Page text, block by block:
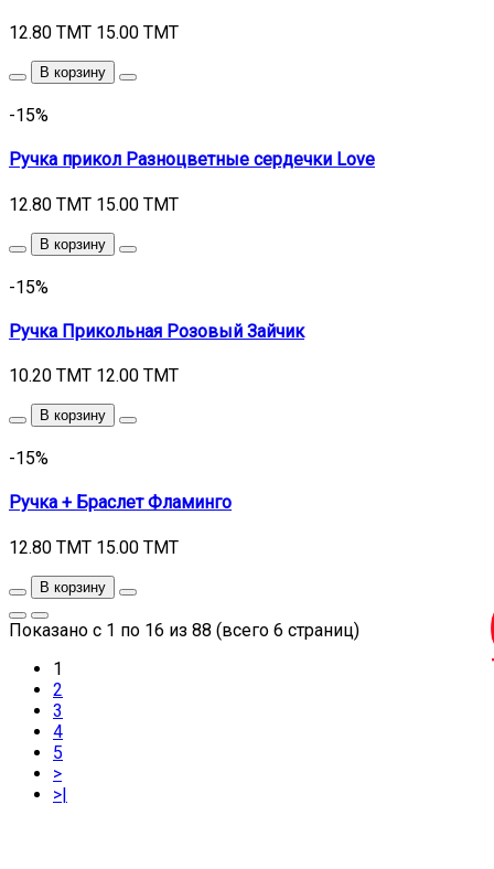
12.80 TMT 15.00 TMT
В корзину
-15%
Ручка прикол Разноцветные сердечки Love
12.80 TMT 15.00 TMT
В корзину
-15%
Ручка Прикольная Розовый Зайчик
10.20 TMT 12.00 TMT
В корзину
-15%
Ручка + Браслет Фламинго
12.80 TMT 15.00 TMT
В корзину
Показано с 1 по 16 из 88 (всего 6 страниц)
1
2
3
4
5
>
>|